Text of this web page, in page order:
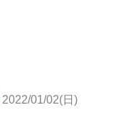
2022/01/02(日)